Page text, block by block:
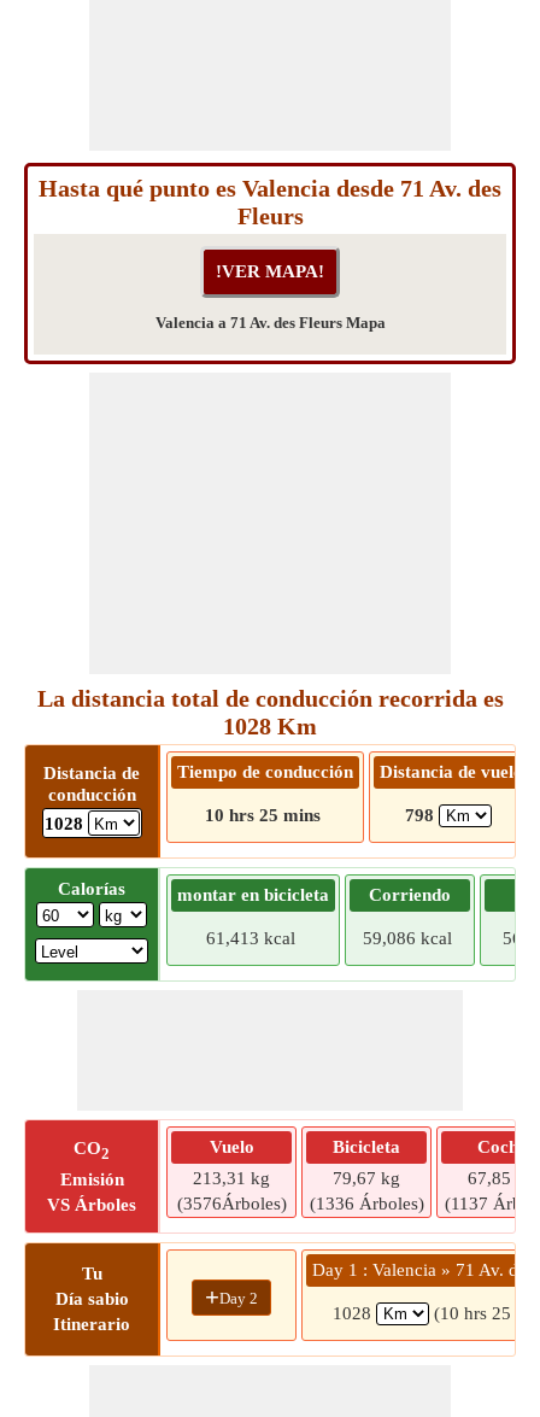
Hasta qué punto es Valencia desde 71 Av. des
Fleurs
Valencia a 71 Av. des Fleurs Mapa
La distancia total de conducción recorrida es
1028 Km
Distancia de
conducción
1028
Tiempo de conducción
10 hrs 25 mins
Distancia de vuelo
798
Calorías montar en bicicleta
61,413 kcal
Corriendo
59,086 kcal
CO2
Emisión
VS Árboles
Vuelo
213,31 kg
(3576Árboles)
Bicicleta
79,67 kg
(1336 Árboles)
Coche
67,85 kg
(1137
Tu
Día sabio
Itinerario
+Day 2
Day 1 : Valencia » 71 Av. des
1028 (10 hrs 25